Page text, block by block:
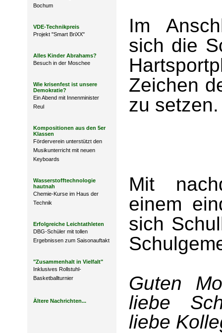
Bochum
VDE-Technikpreis
Projekt "Smart BriXX"
Alles Kinder Abrahams?
Besuch in der Moschee
Wie krisenfest ist unsere
Demokratie?
Ein Abend mit Innenminister
Reul
Kompositionen aus den 5er
Klassen
Förderverein unterstützt den
Musikunterricht mit neuen
Keyboards
Wasserstofftechnologie
hautnah
Chemie-Kurse im Haus der
Technik
Erfolgreiche Leichtathleten
DBG-Schüler mit tollen
Ergebnissen zum Saisonauftakt
"Zusammenhalt in Vielfalt"
Inklusives Rollstuhl-
Basketballturnier
Ältere Nachrichten...
Im
sich die
Zeichen
zu setzen.
Mit
einem
sich
Guten
liebe
liebe